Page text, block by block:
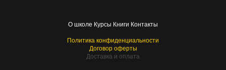
О школе Курсы Книги Контакты
Политика конфиденциальности
Договор оферты
Доставка и оплата